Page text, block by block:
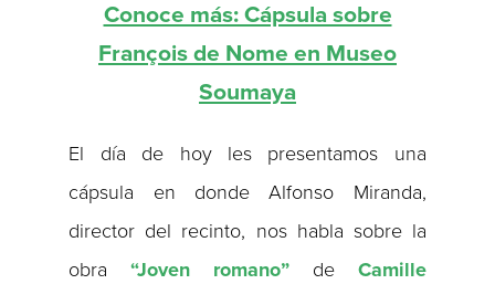
Conoce más: Cápsula sobre
François de Nome en Museo
Soumaya
El día de hoy les presentamos una
cápsula en donde Alfonso Miranda,
director del recinto, nos habla sobre la
obra“Joven romano” de Camille